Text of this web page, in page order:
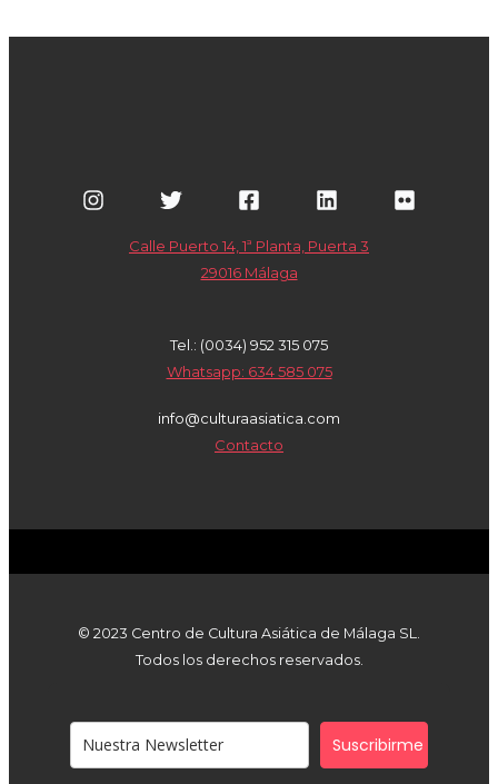
Calle Puerto 14, 1ª Planta, Puerta 3
29016 Málaga
Tel.: (0034) 952 315 075
Whatsapp: 634 585 075
info@culturaasiatica.com
Contacto
© 2023 Centro de Cultura Asiática de Málaga SL.
Todos los derechos reservados.
Suscribirme